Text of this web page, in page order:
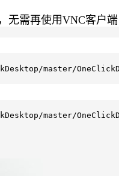
无需再使用VNC客户端
master/
master/